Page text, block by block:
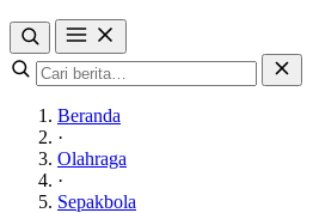
Beranda
·
Olahraga
·
Sepakbola